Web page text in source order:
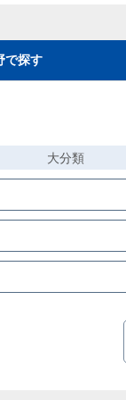
で探す
大分類